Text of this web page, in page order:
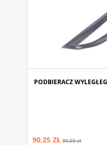
PODBIERACZ
90,25 ZŁ 95,00 zł